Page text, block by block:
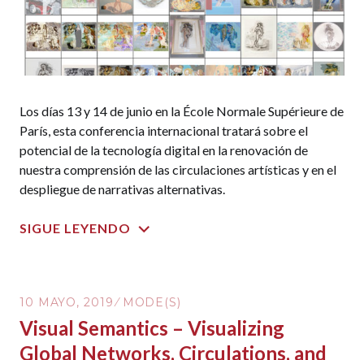
Los días 13 y 14 de junio en la École Normale Supérieure de
París, esta conferencia internacional tratará sobre el
potencial de la tecnología digital en la renovación de
nuestra comprensión de las circulaciones artísticas y en el
despliegue de narrativas alternativas.
SIGUE LEYENDO
10 MAYO, 2019 MODE(S)
Visual Semantics – Visualizing
Global Networks, Circulations, and